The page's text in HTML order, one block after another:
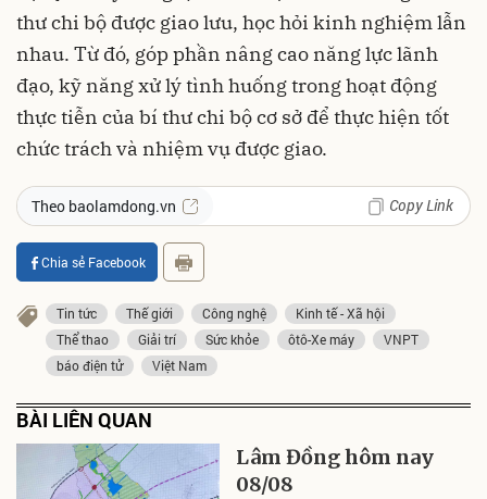
thư chi bộ được giao lưu, học hỏi kinh nghiệm lẫn
nhau. Từ đó, góp phần nâng cao năng lực lãnh
đạo, kỹ năng xử lý tình huống trong hoạt động
thực tiễn của bí thư chi bộ cơ sở để thực hiện tốt
chức trách và nhiệm vụ được giao.
Theo baolamdong.vn Copy Link
Chia sẻ Facebook
Tin tức Thế giới Công nghệ
Kinh tế - Xã hội
Thể thao
Giải trí Sức khỏe ôtô-Xe máy
VNPT
báo điện tử
Việt Nam
BÀI LIÊN QUAN
Lâm Đồng hôm nay
08/08